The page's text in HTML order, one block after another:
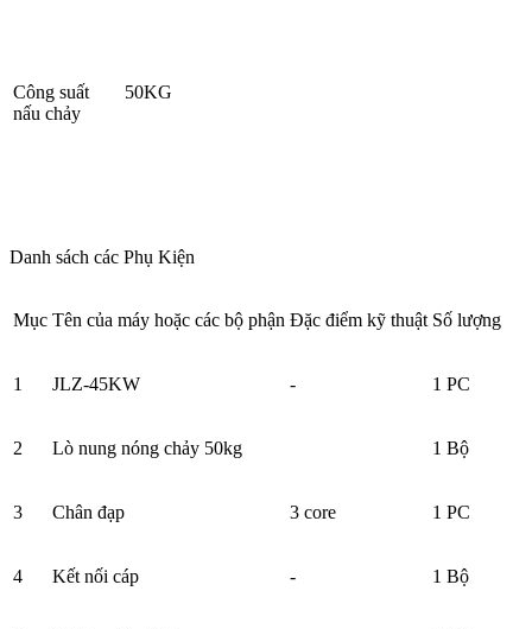
Công suất
nấu chảy
50KG
Danh sách các Phụ Kiện
Mục Tên của máy hoặc các bộ phận Đặc điểm kỹ thuật Số lượng
1 JLZ-45KW - 1 PC
2 Lò nung nóng chảy 50kg 1 Bộ
3 Chân đạp 3 core 1 PC
4 Kết nối cáp - 1 Bộ